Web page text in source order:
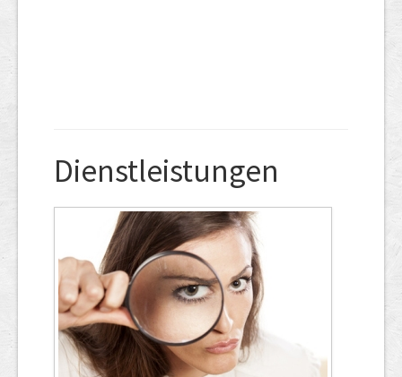
Dienstleistungen